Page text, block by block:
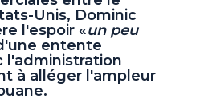
Unis, Dominic
l'espoir «un peu
entente
l'administration
à alléger l'ampleur